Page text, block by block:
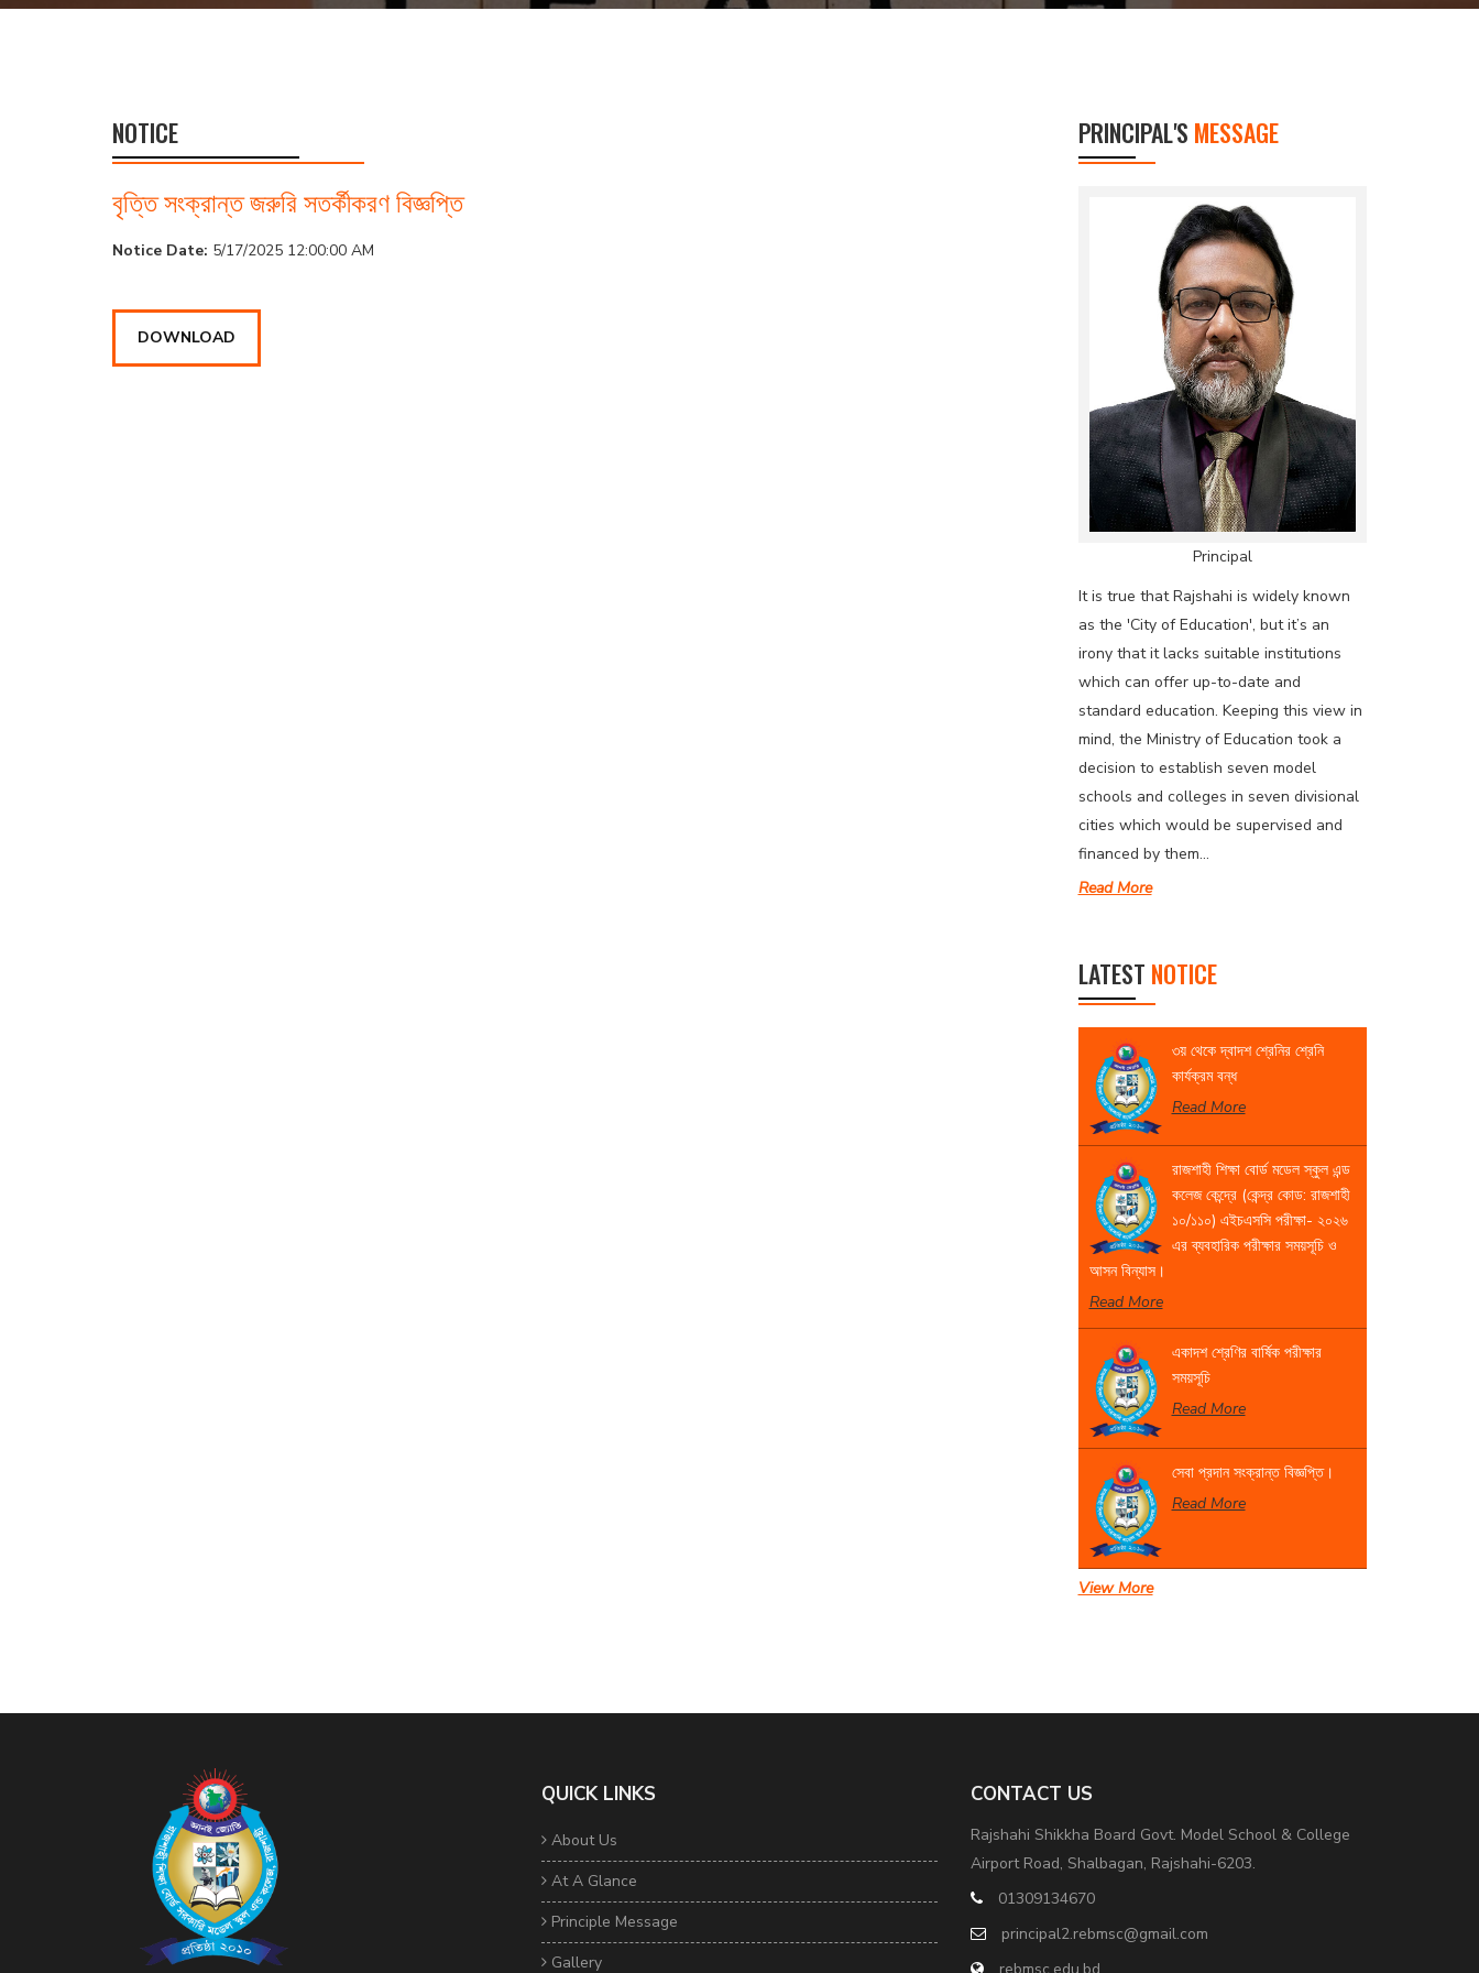
NOTICE
বৃত্তি সংক্রান্ত জরুরি সতর্কীকরণ বিজ্ঞপ্তি
Notice Date: 5/17/2025 12:00:00 AM
DOWNLOAD
PRINCIPAL'S MESSAGE
Principal
It is true that Rajshahi is widely known
as the 'City of Education', but it’s an
irony that it lacks suitable institutions
which can offer up-to-date and
standard education. Keeping this view in
mind, the Ministry of Education took a
decision to establish seven model
schools and colleges in seven divisional
cities which would be supervised and
financed by them...
Read More
LATEST NOTICE
৩য় থেকে দ্বাদশ শ্রেনির শ্রেনি
কার্যক্রম বন্ধ
Read More
রাজশাহী শিক্ষা বোর্ড মডেল স্কুল এন্ড
কলেজ কেন্দ্রে (কেন্দ্র কোড: রাজশাহী
১০/১১০) এইচএসসি পরীক্ষা- ২০২৬
এর ব্যবহারিক পরীক্ষার সময়সূচি ও
আসন বিন্যাস।
Read More
একাদশ শ্রেণির বার্ষিক পরীক্ষার
সময়সূচি
Read More
সেবা প্রদান সংক্রান্ত বিজ্ঞপ্তি।
Read More
View More
QUICK LINKS
About Us
At A Glance
Principle Message
Gallery
CONTACT US
Rajshahi Shikkha Board Govt. Model School & College
Airport Road, Shalbagan, Rajshahi-6203.
01309134670
principal2.rebmsc@gmail.com
rebmsc.edu.bd